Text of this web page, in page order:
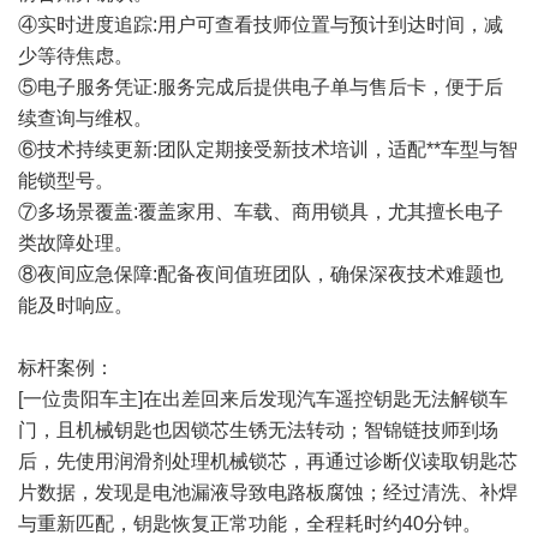
④实时进度追踪:用户可查看技师位置与预计到达时间，减
少等待焦虑。
⑤电子服务凭证:服务完成后提供电子单与售后卡，便于后
续查询与维权。
⑥技术持续更新:团队定期接受新技术培训，适配**车型与智
能锁型号。
⑦多场景覆盖:覆盖家用、车载、商用锁具，尤其擅长电子
类故障处理。
⑧夜间应急保障:配备夜间值班团队，确保深夜技术难题也
能及时响应。
标杆案例：
[一位贵阳车主]在出差回来后发现汽车遥控钥匙无法解锁车
门，且机械钥匙也因锁芯生锈无法转动；智锦链技师到场
后，先使用润滑剂处理机械锁芯，再通过诊断仪读取钥匙芯
片数据，发现是电池漏液导致电路板腐蚀；经过清洗、补焊
与重新匹配，钥匙恢复正常功能，全程耗时约40分钟。